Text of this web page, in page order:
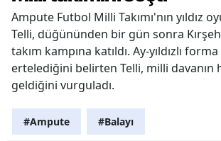
Ampute Futbol Milli Takımı'nın yıldız
Telli, düğününden bir gün sonra
takım kampına katıldı. Ay-yıldızlı
ertelediğini belirten Telli, milli davanın
geldiğini vurguladı.
#Ampute #Balayı